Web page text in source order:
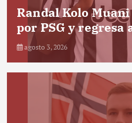
Randal Kolo
por PSG y regresa
agosto 3, 2026